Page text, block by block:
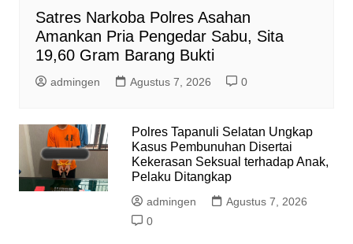
Satres Narkoba Polres Asahan
Amankan Pria Pengedar Sabu, Sita
19,60 Gram Barang Bukti
admingen Agustus 7, 2026 0
Polres Tapanuli Selatan Ungkap
Kasus Pembunuhan Disertai
Kekerasan Seksual terhadap Anak,
Pelaku Ditangkap
admingen
Agustus 7, 2026
0